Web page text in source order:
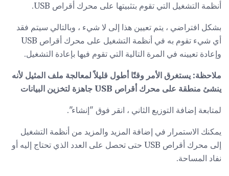
أنظمة التشغيل التي تقوم بتثبيتها على محرك أقراص USB.
بشكل افتراضي ، يتم تعيين هذا إلى لا شيء ، وبالتالي سيتم فقد
أي شيء تقوم به في أنظمة التشغيل على محرك أقراص USB
وإعادة تعيينه في المرة التالية التي تقوم فيها بإعادة التشغيل.
ملاحظة: يستغرق الأمر وقتًا أطول قليلاً لمعالجة ملف المثيل لأنه
ينشئ منطقة على محرك أقراص USB جاهزة لتخزين البيانات
لمتابعة إضافة التوزيع الثاني ، انقر فوق "إنشاء".
يمكنك الاستمرار في إضافة المزيد والمزيد من أنظمة التشغيل
إلى محرك أقراص USB حتى تحصل على العدد الذي تحتاج إليه أو
نفاد المساحة.